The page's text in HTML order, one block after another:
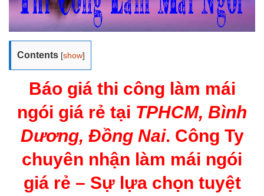
Contents [show]
Báo giá thi công làm mái
ngói giá rẻ tại TPHCM, Bình
Dương, Đồng Nai. Công Ty
chuyên nhận làm mái ngói
giá rẻ – Sự lựa chọn tuyệt